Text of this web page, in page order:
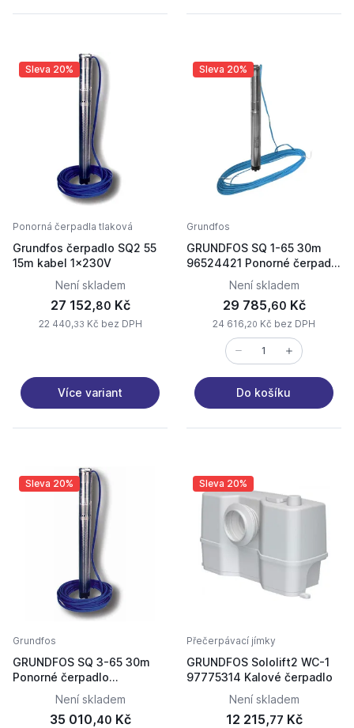
Sleva 20%
Ponorná čerpadla tlaková
Grundfos čerpadlo SQ2 55
15m kabel 1x230V
Není skladem
27 152,80 Kč
22 440,33 Kč bez DPH
Více variant
Sleva 20%
Grundfos
GRUNDFOS SQ 1-65 30m
96524421 Ponorné čerpadlo
s kabelem
Není skladem
29 785,60 Kč
24 616,20 Kč bez DPH
Do košíku
Sleva 20%
Grundfos
GRUNDFOS SQ 3-65 30m
Ponorné čerpadlo
96524439
Není skladem
35 010,40 Kč
Sleva 20%
Přečerpávací jímky
GRUNDFOS Sololift2 WC-1
97775314 Kalové čerpadlo
Není skladem
12 215,77 Kč